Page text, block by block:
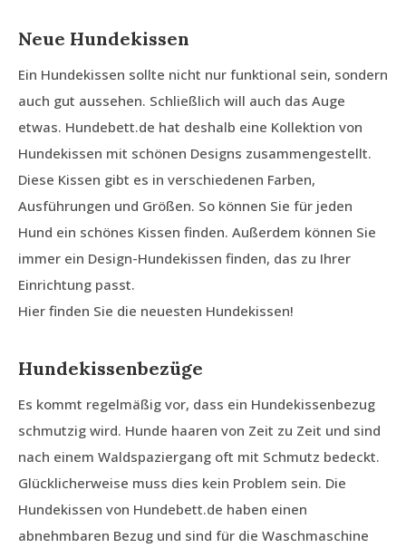
Neue Hundekissen
Ein Hundekissen sollte nicht nur funktional sein, sondern
auch gut aussehen. Schließlich will auch das Auge
etwas. Hundebett.de hat deshalb eine Kollektion von
Hundekissen mit schönen Designs zusammengestellt.
Diese Kissen gibt es in verschiedenen Farben,
Ausführungen und Größen. So können Sie für jeden
Hund ein schönes Kissen finden. Außerdem können Sie
immer ein Design-Hundekissen finden, das zu Ihrer
Einrichtung passt.
Hier finden Sie die neuesten Hundekissen!
Hundekissenbezüge
Es kommt regelmäßig vor, dass ein Hundekissenbezug
schmutzig wird. Hunde haaren von Zeit zu Zeit und sind
nach einem Waldspaziergang oft mit Schmutz bedeckt.
Glücklicherweise muss dies kein Problem sein. Die
Hundekissen von Hundebett.de haben einen
abnehmbaren Bezug und sind für die Waschmaschine